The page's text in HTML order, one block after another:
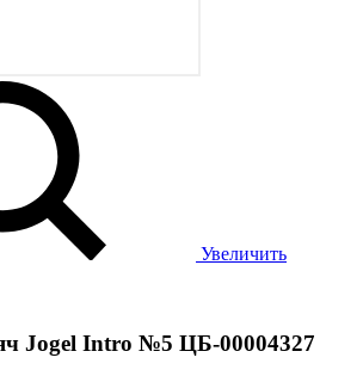
Увеличить
Jogel Intro №5 ЦБ-00004327